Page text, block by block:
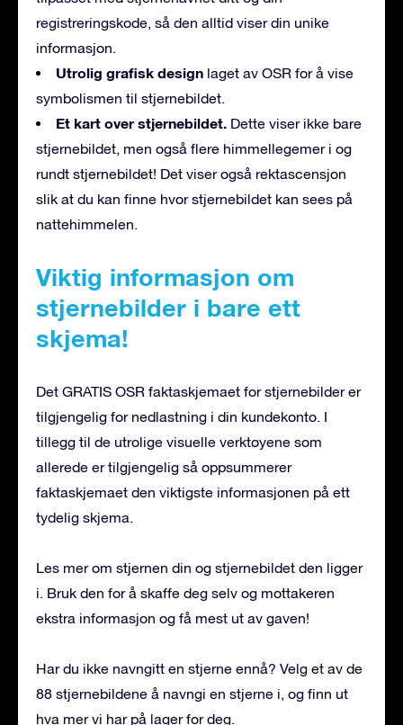
registreringskode, så den alltid viser din unike
informasjon.
Utrolig grafisk design laget av OSR for å vise
symbolismen til stjernebildet.
Et kart over stjernebildet. Dette viser ikke bare
stjernebildet, men også flere himmellegemer i og
rundt stjernebildet! Det viser også rektascensjon
slik at du kan finne hvor stjernebildet kan sees på
nattehimmelen.
Viktig informasjon om
stjernebilder i bare ett
skjema!
Det GRATIS OSR faktaskjemaet for stjernebilder er
tilgjengelig for nedlastning i din kundekonto. I
tillegg til de utrolige visuelle verktøyene som
allerede er tilgjengelig så oppsummerer
faktaskjemaet den viktigste informasjonen på ett
tydelig skjema.
Les mer om stjernen din og stjernebildet den ligger
i. Bruk den for å skaffe deg selv og mottakeren
ekstra informasjon og få mest ut av gaven!
Har du ikke navngitt en stjerne ennå? Velg et av de
88 stjernebildene å navngi en stjerne i, og finn ut
hva mer vi har på lager for deg.